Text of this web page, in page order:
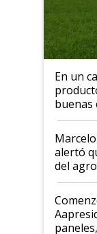
En un
buenas
más
alertó
del agro
"No es
las
años"